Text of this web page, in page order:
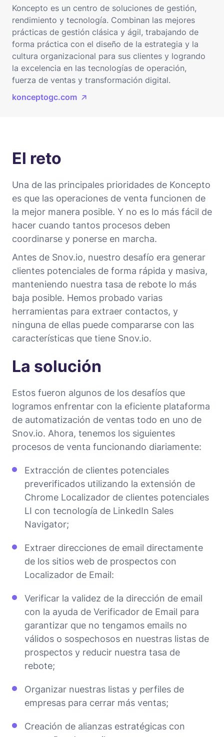
Koncepto es un centro de soluciones de gestión,
rendimiento y tecnología. Combinan las mejores
prácticas de gestión clásica y ágil, trabajando de
forma práctica con el diseño de la estrategia y la
cultura organizacional para sus clientes y logrando
la excelencia en las tecnologías de operación,
fuerza de ventas y transformación digital.
konceptogc.com
El reto
Una de las principales prioridades de Koncepto
es que las operaciones de venta funcionen de
la mejor manera posible. Y no es lo más fácil de
hacer cuando tantos procesos deben
coordinarse y ponerse en marcha.
Antes de Snov.io, nuestro desafío era generar
clientes potenciales de forma rápida y masiva,
manteniendo nuestra tasa de rebote lo más
baja posible. Hemos probado varias
herramientas para extraer contactos, y
ninguna de ellas puede compararse con las
características que tiene Snov.io.
La solución
Estos fueron algunos de los desafíos que
logramos enfrentar con la eficiente plataforma
de automatización de ventas todo en uno de
Snov.io. Ahora, tenemos los siguientes
procesos de venta funcionando diariamente:
Extracción de clientes potenciales
preverificados utilizando la extensión de
Chrome Localizador de clientes potenciales
LI con tecnología de LinkedIn Sales
Navigator;
Extraer direcciones de email directamente
de los sitios web de prospectos con
Localizador de Email:
Verificar la validez de la dirección de email
con la ayuda de Verificador de Email para
garantizar que no tengamos emails no
válidos o sospechosos en nuestras listas de
prospectos y reducir nuestra tasa de
rebote;
Organizar nuestras listas y perfiles de
empresas para cerrar más ventas;
Creación de alianzas estratégicas con